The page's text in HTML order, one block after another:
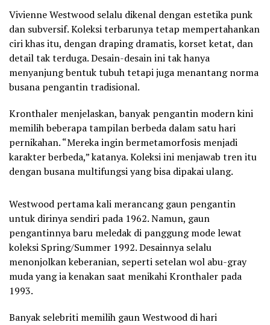
Vivienne Westwood selalu dikenal dengan estetika punk
dan subversif. Koleksi terbarunya tetap mempertahankan
ciri khas itu, dengan draping dramatis, korset ketat, dan
detail tak terduga. Desain-desain ini tak hanya
menyanjung bentuk tubuh tetapi juga menantang norma
busana pengantin tradisional.
Kronthaler menjelaskan, banyak pengantin modern kini
memilih beberapa tampilan berbeda dalam satu hari
pernikahan. “Mereka ingin bermetamorfosis menjadi
karakter berbeda,” katanya. Koleksi ini menjawab tren itu
dengan busana multifungsi yang bisa dipakai ulang.
Westwood pertama kali merancang gaun pengantin
untuk dirinya sendiri pada 1962. Namun, gaun
pengantinnya baru meledak di panggung mode lewat
koleksi Spring/Summer 1992. Desainnya selalu
menonjolkan keberanian, seperti setelan wol abu-gray
muda yang ia kenakan saat menikahi Kronthaler pada
1993.
Banyak selebriti memilih gaun Westwood di hari